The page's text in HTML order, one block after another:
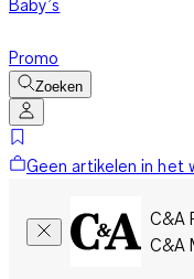
Baby’s
Promo
Zoeken
Geen artikelen in het
C&A
C&A